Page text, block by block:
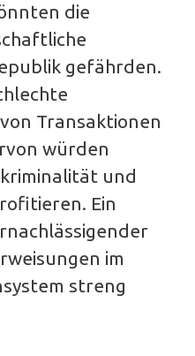
die
gefährden.
Transaktionen
würden
und
Ein
im
streng